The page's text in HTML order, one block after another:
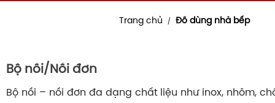
Trang chủ / Đồ dùng nhà bếp
Bộ nồi/Nồi đơn
Bộ nồi – nồi đơn đa dạng chất liệu như inox, nhôm,